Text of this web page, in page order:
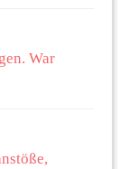
War